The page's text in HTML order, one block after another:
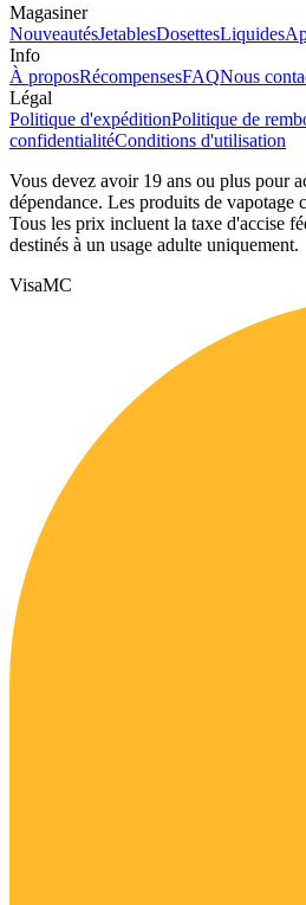
Magasiner
NouveautésJetablesDosettesLiquides
Info
À proposRécompensesFAQNous
Légal
Politique d'expéditionPolitique de
confidentialitéConditions d'utilisation
Vous devez avoir 19 ans ou plus pour
dépendance. Les produits de vapotage
Tous les prix incluent la taxe d'accise
destinés à un usage adulte uniquement.
VisaMC